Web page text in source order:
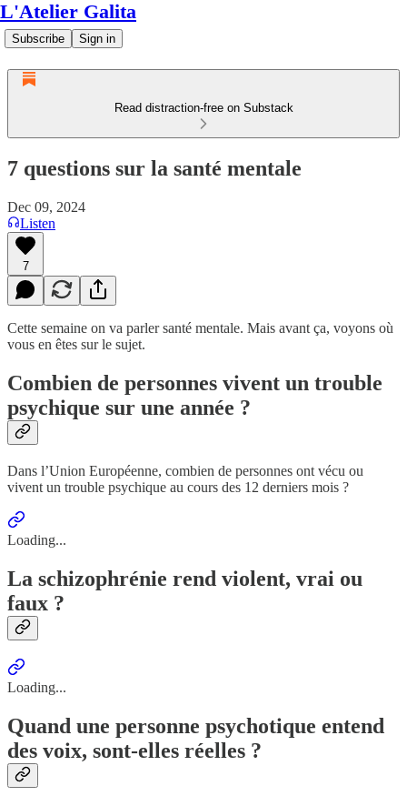
L'Atelier Galita
Subscribe Sign in
Read distraction-free on Substack
7 questions sur la santé mentale
Dec 09, 2024
Listen
7
Cette semaine on va parler santé mentale. Mais avant ça, voyons où
vous en êtes sur le sujet.
Combien de personnes vivent un trouble
psychique sur une année ?
Dans l’Union Européenne, combien de personnes ont vécu ou
vivent un trouble psychique au cours des 12 derniers mois ?
Loading...
La schizophrénie rend violent, vrai ou
faux ?
Loading...
Quand une personne psychotique entend
des voix, sont-elles réelles ?